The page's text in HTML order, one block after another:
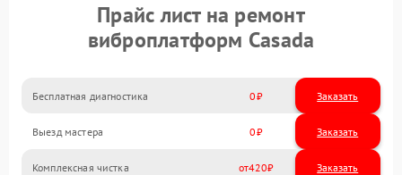
Прайс лист на ремонт
виброплатформ Casada
Бесплатная диагностика 0 Заказать
Выезд мастера 0 Заказать
Комплексная чистка 420